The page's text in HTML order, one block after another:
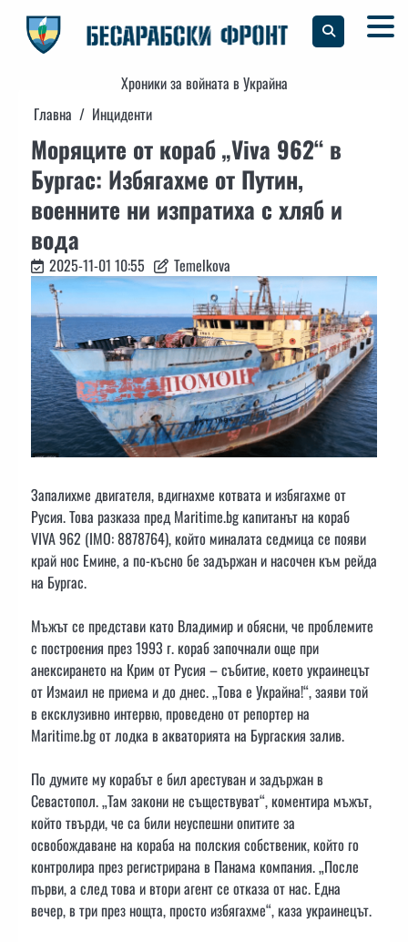
content
Хроники за войната в Украйна
Главна
Инциденти
Моряците от кораб „Viva 962“ в
Бургас: Избягахме от Путин,
военните ни изпратиха с хляб и
вода
2025-11-01 10:55 Temelkova
Запалихме двигателя, вдигнахме котвата и избягахме от
Русия. Това разказа пред Maritime.bg капитанът на кораб
VIVA 962 (IMO: 8878764), който миналата седмица се появи
край нос Емине, а по-късно бе задържан и насочен към рейда
на Бургас.
Мъжът се представи като Владимир и обясни, че проблемите
с построения през 1993 г. кораб започнали още при
анексирането на Крим от Русия – събитие, което украинецът
от Измаил не приема и до днес. „Това е Украйна!“, заяви той
в ексклузивно интервю, проведено от репортер на
Maritime.bg от лодка в акваторията на Бургаския залив.
По думите му корабът е бил арестуван и задържан в
Севастопол. „Там закони не съществуват“, коментира мъжът,
който твърди, че са били неуспешни опитите за
освобождаване на кораба на полския собственик, който го
контролира през регистрирана в Панама компания. „После
първи, а след това и втори агент се отказа от нас. Една
вечер, в три през нощта, просто избягахме“, каза украинецът.